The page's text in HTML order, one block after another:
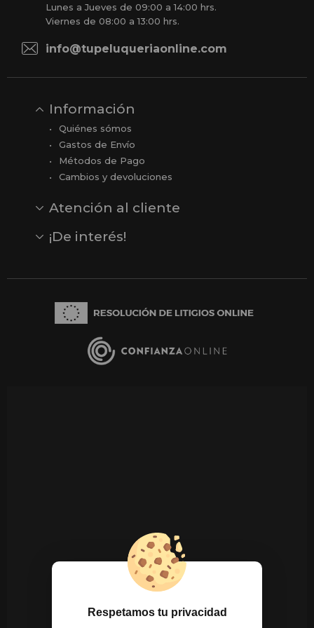
Lunes a Jueves de 09:00 a 14:00 hrs.
Viernes de 08:00 a 13:00 hrs.
info@tupeluqueriaonline.com
Información
Quiénes sómos
Gastos de Envío
Métodos de Pago
Cambios y devoluciones
Atención al cliente
Opiniones
Reseñas en Google
¡De interés!
Respetamos tu privacidad